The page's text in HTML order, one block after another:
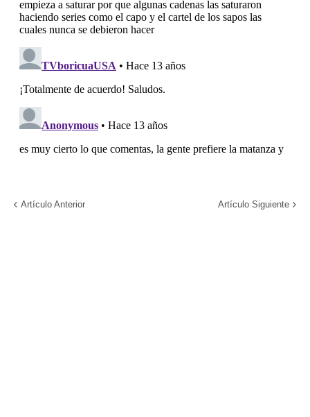
Artículo Anterior Artículo Siguiente